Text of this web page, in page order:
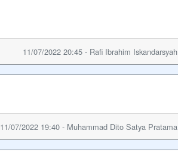
11/07/2022 20:45 - Rafi Ibrahim Iskandarsyah
11/07/2022 19:40 - Muhammad Dito Satya Pratama